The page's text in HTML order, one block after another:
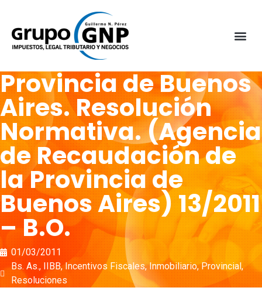
Provincia de Buenos
Aires. Resolución
Normativa. (Agencia
de Recaudación de
la Provincia de
Buenos Aires) 13/2011
– B.O.
01/03/2011
Bs. As., IIBB,Incentivos Fiscales,Inmobiliario,Provincial,
Resoluciones